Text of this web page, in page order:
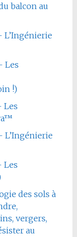
balcon au
L’Ingénierie
Les
!)
Les
L’Ingénierie
Les
des sols à
vergers,
au